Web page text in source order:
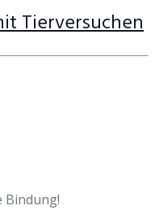
Tierversuchen
Bindung!